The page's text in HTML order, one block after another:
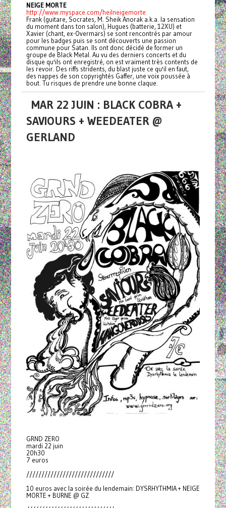
NEIGE MORTE
http://www.myspace.com/heilneigemorte
Frank (guitare, Socrates, M. Sheik Anorak a.k.a. la sensation
du moment dans ton salon), Hugues (batterie, 12XU) et
Xavier (chant, ex-Overmars) se sont rencontrés par amour
pour les badges puis se sont découverts une passion
commune pour Satan. Ils ont donc décidé de former un
groupe de Black Metal. Au vu des derniers concerts et du
disque qu'ils ont enregistré, on est vraiment très contents de
les revoir. Des riffs stridents, du blast juste ce qu'il en faut,
des nappes de son copyrightés Gaffer, une voix poussée à
bout. Tu risques de prendre une bonne claque.
MAR 22 JUIN : BLACK COBRA +
SAVIOURS + WEEDEATER @
GERLAND
GRND ZERO
mardi 22 juin
20h30
7 euros
/////////////////////////////
10 euros avec la soirée du lendemain: DYSRHYTHMIA + NEIGE
MORTE + BURNE @ GZ